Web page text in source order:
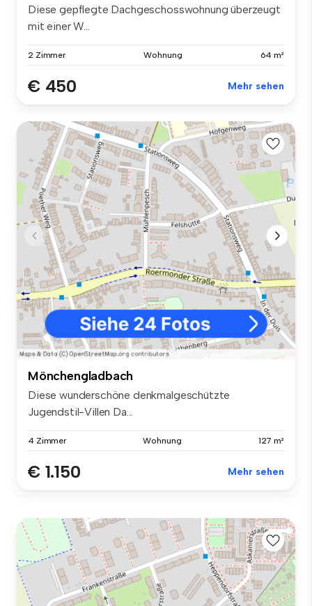
Diese gepflegte Dachgeschosswohnung überzeugt
mit einer W...
2 Zimmer Wohnung 64 m²
€ 450 Mehr sehen
Mönchengladbach
Diese wunderschöne denkmalgeschützte
Jugendstil-Villen Da...
4 Zimmer Wohnung 127 m²
€ 1.150 Mehr sehen